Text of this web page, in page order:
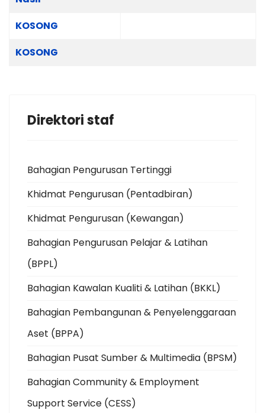
KOSONG
KOSONG
Direktori staf
Bahagian Pengurusan Tertinggi
Khidmat Pengurusan (Pentadbiran)
Khidmat Pengurusan (Kewangan)
Bahagian Pengurusan Pelajar & Latihan
(BPPL)
Bahagian Kawalan Kualiti & Latihan (BKKL)
Bahagian Pembangunan & Penyelenggaraan
Aset (BPPA)
Bahagian Pusat Sumber & Multimedia (BPSM)
Bahagian Community & Employment
Support Service (CESS)